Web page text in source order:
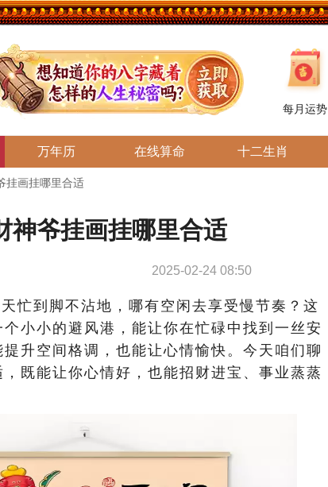
每月运势
万年历 在线算命 十二生肖
挂画挂哪里合适
神爷挂画挂哪里合适
2025-02-24 08:50
忙到脚不沾地，哪有空闲去享受慢节奏？这
小小的避风港，能让你在忙碌中找到一丝安
升空间格调，也能让心情愉快。今天咱们聊
既能让你心情好，也能招财进宝、事业蒸蒸